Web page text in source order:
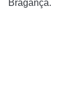
Bragança.